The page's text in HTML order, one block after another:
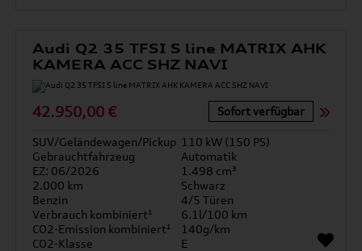
Audi Q2 35 TFSI S line MATRIX AHK
KAMERA ACC SHZ NAVI
42.950,00 € Sofort verfügbar
SUV/Geländewagen/Pickup 110 kW (150 PS)
Gebrauchtfahrzeug
Automatik
EZ: 06/2026
1.498 cm³
2.000 km
Schwarz
Benzin
4/5 Türen
Verbrauch kombiniert¹
6.1l/100 km
CO2-Emission kombiniert¹
140g/km
CO2-Klasse
E